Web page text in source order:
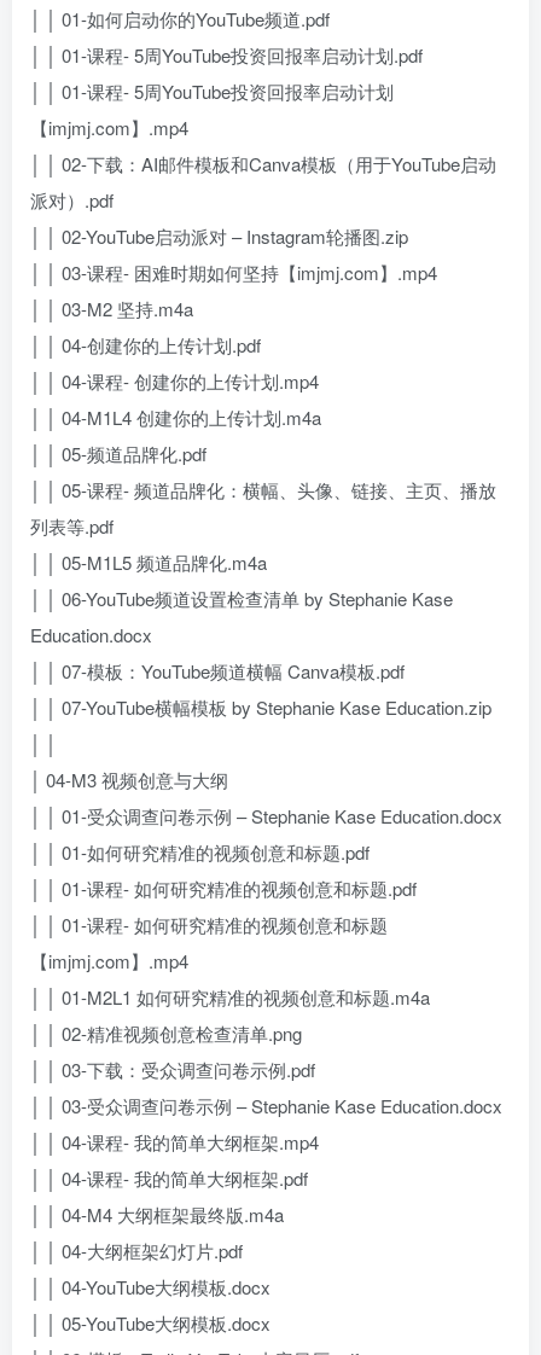
│ │ 01-如何启动你的YouTube频道.pdf
│ │ 01-课程- 5周YouTube投资回报率启动计划.pdf
│ │ 01-课程- 5周YouTube投资回报率启动计划
【imjmj.com】.mp4
│ │ 02-下载：AI邮件模板和Canva模板（用于YouTube启动
派对）.pdf
│ │ 02-YouTube启动派对 – Instagram轮播图.zip
│ │ 03-课程- 困难时期如何坚持【imjmj.com】.mp4
│ │ 03-M2 坚持.m4a
│ │ 04-创建你的上传计划.pdf
│ │ 04-课程- 创建你的上传计划.mp4
│ │ 04-M1L4 创建你的上传计划.m4a
│ │ 05-频道品牌化.pdf
│ │ 05-课程- 频道品牌化：横幅、头像、链接、主页、播放
列表等.pdf
│ │ 05-M1L5 频道品牌化.m4a
│ │ 06-YouTube频道设置检查清单 by Stephanie Kase
Education.docx
│ │ 07-模板：YouTube频道横幅 Canva模板.pdf
│ │ 07-YouTube横幅模板 by Stephanie Kase Education.zip
│ │
│ 04-M3 视频创意与大纲
│ │ 01-受众调查问卷示例 – Stephanie Kase Education.docx
│ │ 01-如何研究精准的视频创意和标题.pdf
│ │ 01-课程- 如何研究精准的视频创意和标题.pdf
│ │ 01-课程- 如何研究精准的视频创意和标题
【imjmj.com】.mp4
│ │ 01-M2L1 如何研究精准的视频创意和标题.m4a
│ │ 02-精准视频创意检查清单.png
│ │ 03-下载：受众调查问卷示例.pdf
│ │ 03-受众调查问卷示例 – Stephanie Kase Education.docx
│ │ 04-课程- 我的简单大纲框架.mp4
│ │ 04-课程- 我的简单大纲框架.pdf
│ │ 04-M4 大纲框架最终版.m4a
│ │ 04-大纲框架幻灯片.pdf
│ │ 04-YouTube大纲模板.docx
│ │ 05-YouTube大纲模板.docx